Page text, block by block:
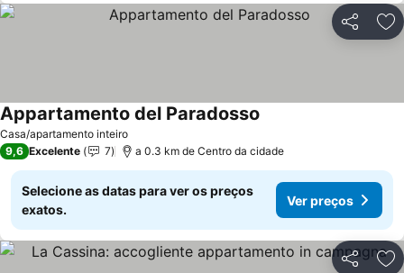
Partilhar
Casa/apartamento inteiro
Appartamento del Paradosso
9,6 Excelente 7 a 0.3 km de Centro da cidade
Selecione as datas para ver os preços
exatos.
Ver preços
Partilhar